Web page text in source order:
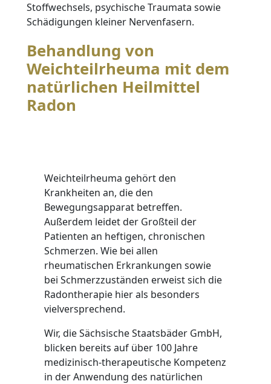
Stoffwechsels, psychische Traumata sowie
Schädigungen kleiner Nervenfasern.
Behandlung von
Weichteilrheuma mit dem
natürlichen Heilmittel
Radon
Weichteilrheuma gehört den
Krankheiten an, die den
Bewegungsapparat betreffen.
Außerdem leidet der Großteil der
Patienten an heftigen, chronischen
Schmerzen. Wie bei allen
rheumatischen Erkrankungen sowie
bei Schmerzzuständen erweist sich die
Radontherapie hier als besonders
vielversprechend.
Wir, die Sächsische Staatsbäder GmbH,
blicken bereits auf über 100 Jahre
medizinisch-therapeutische Kompetenz
in der Anwendung des natürlichen